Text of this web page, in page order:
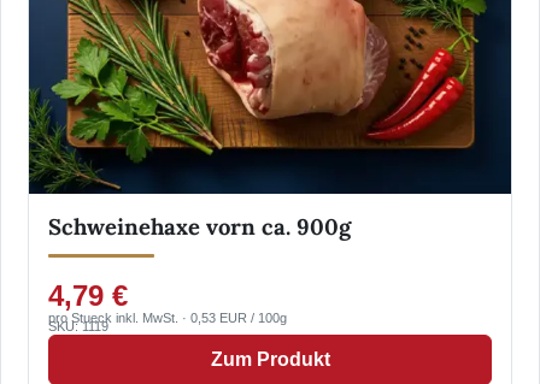
Schweinehaxe vorn ca. 900g
4,79 €
pro Stueck inkl. MwSt. · 0,53 EUR / 100g
SKU: 1119
Zum Produkt